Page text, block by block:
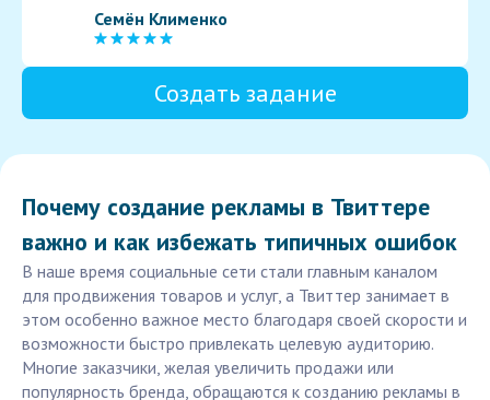
Семён Клименко
Создать задание
Почему создание рекламы в Твиттере
важно и как избежать типичных ошибок
В наше время социальные сети стали главным каналом
для продвижения товаров и услуг, а Твиттер занимает в
этом особенно важное место благодаря своей скорости и
возможности быстро привлекать целевую аудиторию.
Многие заказчики, желая увеличить продажи или
популярность бренда, обращаются к созданию рекламы в